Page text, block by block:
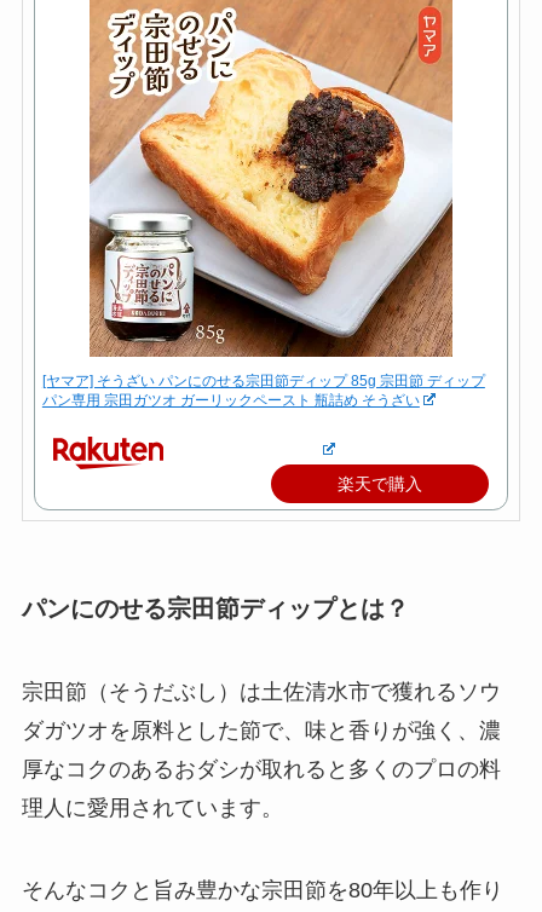
[ヤマア] そうざい パンにのせる宗田節ディップ 85g 宗田節 ディップ
パン専用 宗田ガツオ ガーリックペースト 瓶詰め そうざい
楽天で購入
パンにのせる宗田節ディップとは？
宗田節（そうだぶし）は土佐清水市で獲れるソウ
ダガツオを原料とした節で、味と香りが強く、濃
厚なコクのあるおダシが取れると多くのプロの料
理人に愛用されています。
そんなコクと旨み豊かな宗田節を80年以上も作り